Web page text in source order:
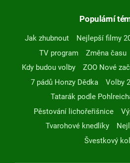
Populární
Jak zhubnout Nejlepší filmy
TV program
Změna času
Kdy budou volby
ZOO Nové
7 pádů Honzy Dědka
Volby
Tatarák podle
Pěstování lichořeřišnice
Tvarohové knedlíky
Švestkový